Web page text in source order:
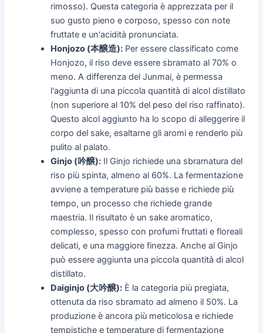
rimosso). Questa categoria è apprezzata per il
suo gusto pieno e corposo, spesso con note
fruttate e un'acidità pronunciata.
Honjozo (本醸造): Per essere classificato come
Honjozo, il riso deve essere sbramato al 70% o
meno. A differenza del Junmai, è permessa
l'aggiunta di una piccola quantità di alcol distillato
(non superiore al 10% del peso del riso raffinato).
Questo alcol aggiunto ha lo scopo di alleggerire il
corpo del sake, esaltarne gli aromi e renderlo più
pulito al palato.
Ginjo (吟醸): Il Ginjo richiede una sbramatura del
riso più spinta, almeno al 60%. La fermentazione
avviene a temperature più basse e richiede più
tempo, un processo che richiede grande
maestria. Il risultato è un sake aromatico,
complesso, spesso con profumi fruttati e floreali
delicati, e una maggiore finezza. Anche al Ginjo
può essere aggiunta una piccola quantità di alcol
distillato.
Daiginjo (大吟醸): È la categoria più pregiata,
ottenuta da riso sbramato ad almeno il 50%. La
produzione è ancora più meticolosa e richiede
tempistiche e temperature di fermentazione